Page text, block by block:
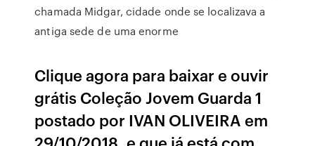
chamada Midgar, cidade onde se localizava a
antiga sede de uma enorme
Clique agora para baixar e ouvir
grátis Coleção Jovem Guarda 1
postado por IVAN OLIVEIRA em